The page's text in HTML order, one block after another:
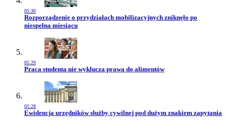
05:30
Przejdź do artykułu:
Rozporządzenie o przydziałach mobilizacyjnych zniknęło po
niespełna miesiącu
05:29
Przejdź do artykułu:
Praca studenta nie wyklucza prawa do alimentów
05:28
Przejdź do artykułu:
Ewidencja urzędników służby cywilnej pod dużym znakiem zapytania